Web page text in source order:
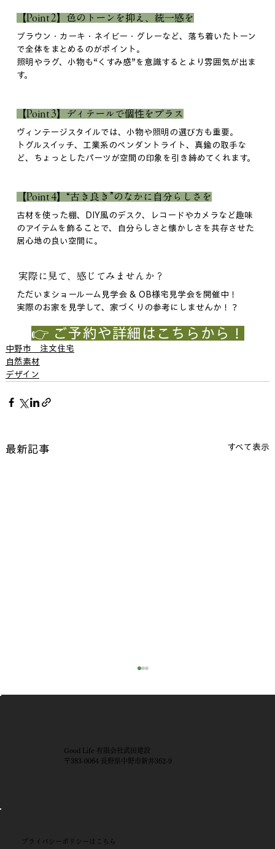
【Point 2】色のトーンを抑え、統一感を
ブラウン・カーキ・ネイビー・グレーなど、落ち着いたトーン
で全体をまとめるのがポイント。
照明やラグ、小物も“くすみ感”を意識するとより雰囲気が出ま
す。
【Point 3】ディテールで個性をプラス
ヴィンテージスタイルでは、小物や照明の選び方も重要。
トグルスイッチ、工業系のペンダントライト、真鍮の取手な
ど、ちょっとしたパーツが空間の印象を引き締めてくれます。
【Point 4】“古き良き”のなかに自分らしさを
古材を使った棚、DIY風のデスク、レコードやカメラなど趣味
のアイテムを飾ることで、自分らしさと懐かしさを共存させた
居心地の良い空間に。
実際に見て、感じてみませんか？
ただいまショールーム見学会 & OB様宅見学会を開催中！
実際のお家を見学して、家づくりの参考にしませんか！？
👉 ご予約や詳細はこちらから！
中野市＿注文住宅
自然素材
デザイン
最新記事 すべて表示
新ロゴお披露目イベントを開催しまし
Good Life 有限会社武田建設
〒383-0064 長野県中野市新井362-9
プライバシーポリシー​はこちら